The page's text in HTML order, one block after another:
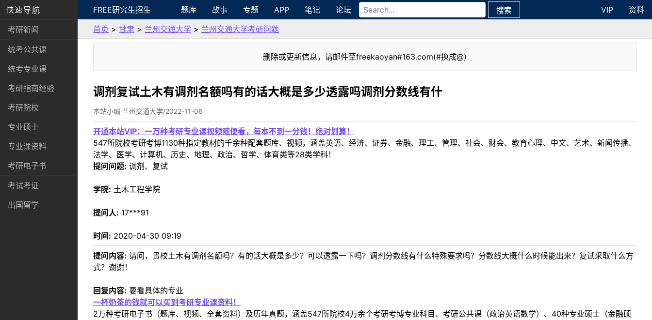
快速导航
考研新闻
统考公共课
统考专业课
考研指南经验
考研院校
专业硕士
专业课资料
考研电子书
考试考证
出国留学
FREE研究生招生 题库 故事 专题 APP 笔记 论坛 搜索 VIP
资料
首页 > 甘肃 > 兰州交通大学 > 兰州交通大学考研问题
删除或更新信息，请邮件至freekaoyan#163.com(#换成@)
调剂复试土木有调剂名额吗有的话大概是多少透露吗调剂分数线有什
本站小编 兰州交通大学/2022-11-06
开通本站VIP：一万种考研专业课视频随便看，每本不到一分钱！绝对划算！
547所院校考研考博1130种指定教材的千余种配套题库、视频，涵盖英语、经济、证券、金融、理工、管理、社会、财会、教育心理、中文、艺术、新闻传播、
法学、医学、计算机、历史、地理、政治、哲学、体育类等28类学科！
提问问题: 调剂、复试
学院: 土木工程学院
提问人: 17***91
时间: 2020-04-30 09:19
提问内容: 请问，贵校土木有调剂名额吗？有的话大概是多少？可以透露一下吗？调剂分数线有什么特殊要求吗？分数线大概什么时候能出来？复试采取什么方
式？谢谢！
回复内容: 要看具体的专业
一杯奶茶的钱就可以买到考研专业课资料！
2万种考研电子书（题库、视频、全套资料）及历年真题，涵盖547所院校4万余个考研考博专业科目、考研公共课（政治英语数学）、40种专业硕士（金融硕